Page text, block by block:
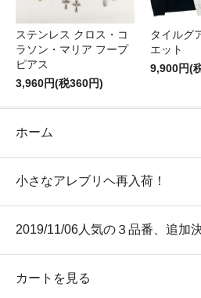
ステンレス クロス・コ
ラソン・マリア フープ
ピアス
3,960円(税360円)
タイルグ
エット
9,900円(
ホーム
小さなアレブリヘ再入荷！
2019/11/06人気の３品番、追加
カートを見る